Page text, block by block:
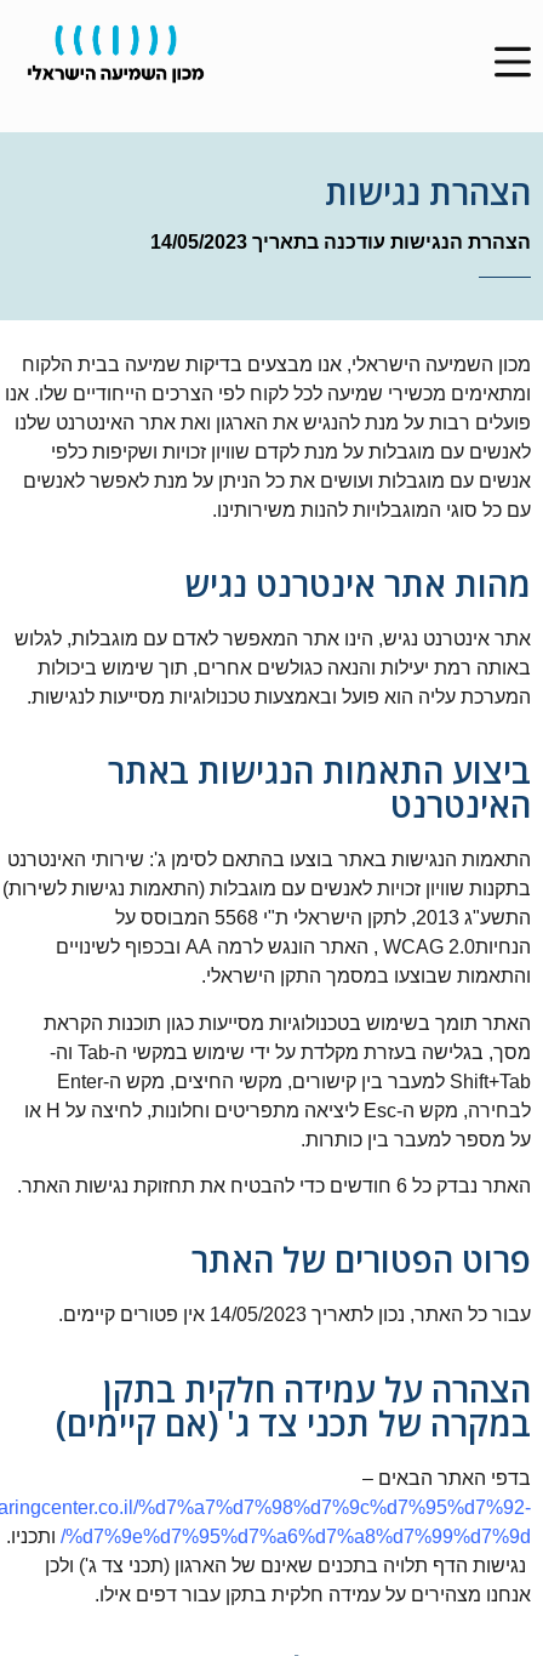
הצהרת נגישות
הצהרת הנגישות עודכנה בתאריך 14/05/2023
מכון השמיעה הישראלי, אנו מבצעים בדיקות שמיעה בבית הלקוח
ומתאימים מכשירי שמיעה לכל לקוח לפי הצרכים הייחודיים שלו. אנו
פועלים רבות על מנת להנגיש את הארגון ואת אתר האינטרנט שלנו
לאנשים עם מוגבלות על מנת לקדם שוויון זכויות ושקיפות כלפי
אנשים עם מוגבלות ועושים את כל הניתן על מנת לאפשר לאנשים
עם כל סוגי המוגבלויות להנות משירותינו.
מהות אתר אינטרנט נגיש
אתר אינטרנט נגיש, הינו אתר המאפשר לאדם עם מוגבלות, לגלוש
באותה רמת יעילות והנאה כגולשים אחרים, תוך שימוש ביכולות
המערכת עליה הוא פועל ובאמצעות טכנולוגיות מסייעות לנגישות.
ביצוע התאמות הנגישות באתר
האינטרנט
התאמות הנגישות באתר בוצעו בהתאם לסימן ג': שירותי האינטרנט
בתקנות שוויון זכויות לאנשים עם מוגבלות (התאמות נגישות לשירות)
התשע"ג 2013, לתקן הישראלי ת"י 5568 המבוסס על
הנחיותWCAG 2.0 , האתר הונגש לרמה AA ובכפוף לשינויים
והתאמות שבוצעו במסמך התקן הישראלי.
האתר תומך בשימוש בטכנולוגיות מסייעות כגון תוכנות הקראת
מסך, בגלישה בעזרת מקלדת על ידי שימוש במקשי ה-Tab וה-
Shift+Tab למעבר בין קישורים, מקשי החיצים, מקש ה-Enter
לבחירה, מקש ה-Esc ליציאה מתפריטים וחלונות, לחיצה על H או
על מספר למעבר בין כותרות.
האתר נבדק כל 6 חודשים כדי להבטיח את תחזוקת נגישות האתר.
פרוט הפטורים של האתר
עבור כל האתר, נכון לתאריך 14/05/2023 אין פטורים קיימים.
הצהרה על עמידה חלקית בתקן
במקרה של תכני צד ג' (אם קיימים)
בדפי האתר הבאים –
%d7%a7%d7%98%d7%9c%d7%95%d7%92-
%d7%9e%d7%95%d7%a6%d7%a8%d7%99%d7%9d/ ותכניו.
נגישות הדף תלויה בתכנים שאינם של הארגון (תכני צד ג') ולכן
אנחנו מצהירים על עמידה חלקית בתקן עבור דפים אילו.